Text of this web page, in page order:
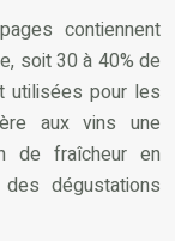
contiennent
soit 30 à 40% de
utilisées pour les
aux vins une
de fraîcheur en
dégustations